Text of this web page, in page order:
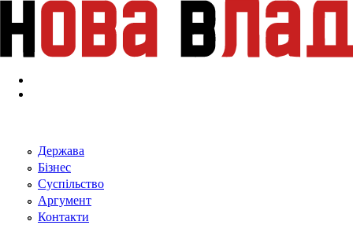
Перейти к основному содержанию
Держава
Бізнес
Суспільство
Аргумент
Контакти